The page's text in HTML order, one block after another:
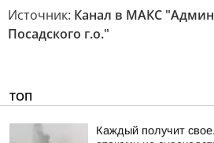
Источник: Канал в МАКС
Посадского г.о."
ТОП
Каждый получит